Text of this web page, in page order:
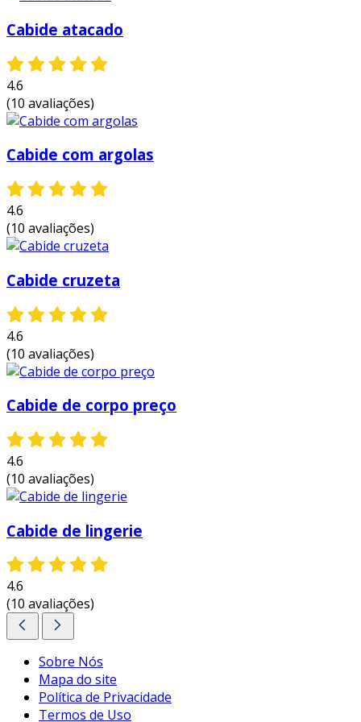
utilizar este modelo, é possível desfrutar de
benefícios, como:
de pendurar várias peças em um único
cabide, o uso de argolas permite uma
melhor utilização do espaço disponível no
armário.
proteção das roupas:
e danos, mantendo as peças em excelente
estado por mais tempo.
facilidade de acesso:
facilitando a escolha na hora de se vestir.
mais organizado visualmente, é mais fácil
manter uma rotina de organização, o que
gera um ambiente mais agradável.
essas vantagens reforçam a importância do
cabide com argolas como uma ferramenta
eficaz para quem busca eficiência na
organização de roupas, mostrando-se uma
escolha inteligente tanto para ambientes
domésticos quanto comerciais.
entre em contato e solicite um orçamento
personalizado!
Cabide atacado
4.6
(10 avaliações)
Cabide com argolas
4.6
(10 avaliações)
Cabide cruzeta
4.6
(10 avaliações)
Cabide de corpo preço
4.6
(10 avaliações)
Cabide de lingerie
4.6
(10 avaliações)
Sobre Nós
Mapa do site
Política de Privacidade
Termos de Uso